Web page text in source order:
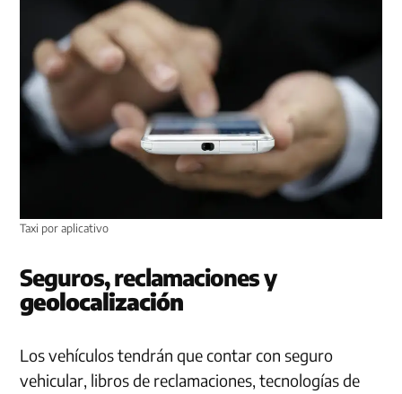
Taxi por aplicativo
Seguros, reclamaciones y
geolocalización
Los vehículos tendrán que contar con seguro
vehicular, libros de reclamaciones, tecnologías de